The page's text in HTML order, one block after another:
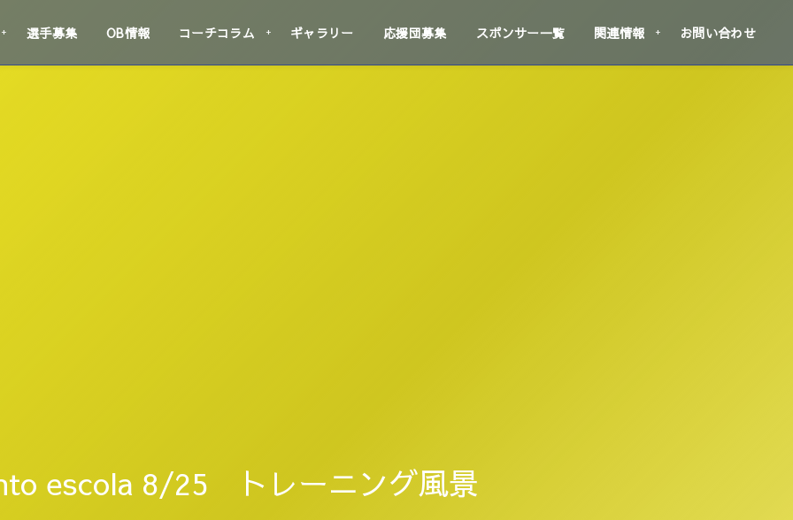
選手募集 OB情報 コーチコラム ギャラリー 応援団募集 スポンサー一覧 関連情報 お問い合わせ
escola 8/25 トレーニング風景